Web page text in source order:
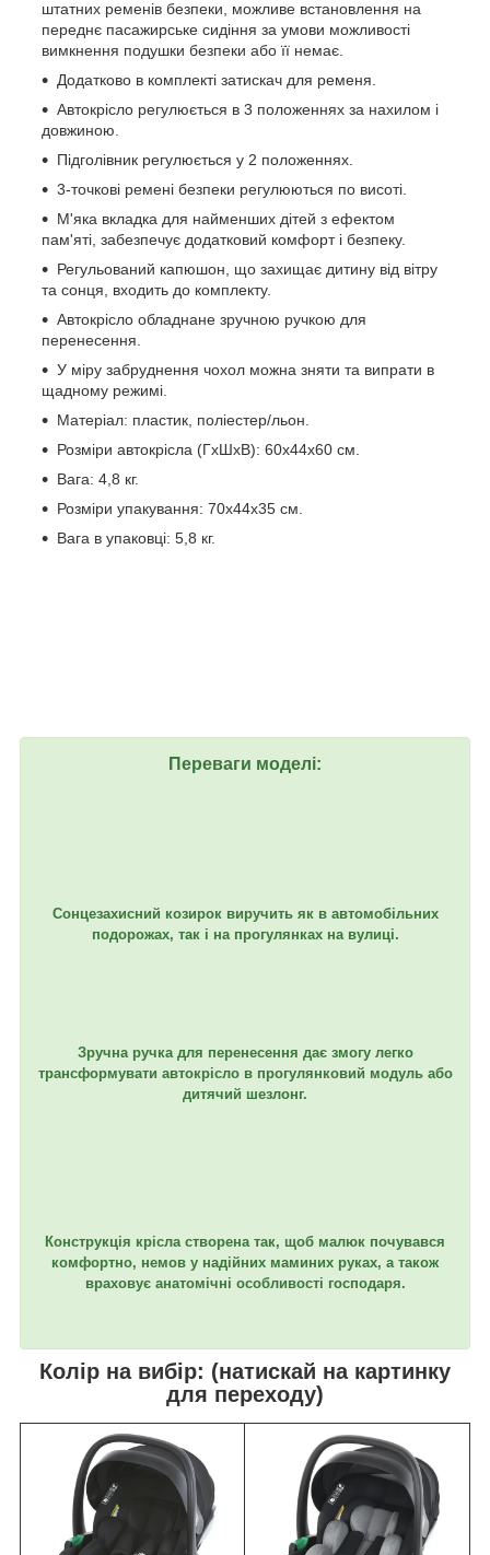
штатних ременів безпеки, можливе встановлення на
переднє пасажирське сидіння за умови можливості
вимкнення подушки безпеки або її немає.
Додатково в комплекті затискач для ременя.
Автокрісло регулюється в 3 положеннях за нахилом і
довжиною.
Підголівник регулюється у 2 положеннях.
3-точкові ремені безпеки регулюються по висоті.
М'яка вкладка для найменших дітей з ефектом
пам'яті, забезпечує додатковий комфорт і безпеку.
Регульований капюшон, що захищає дитину від вітру
та сонця, входить до комплекту.
Автокрісло обладнане зручною ручкою для
перенесення.
У міру забруднення чохол можна зняти та випрати в
щадному режимі.
Матеріал: пластик, поліестер/льон.
Розміри автокрісла (ГхШхВ): 60x44x60 см.
Вага: 4,8 кг.
Розміри упакування: 70x44x35 см.
Вага в упаковці: 5,8 кг.
Переваги моделі:
Сонцезахисний козирок виручить як в автомобільних
подорожах, так і на прогулянках на вулиці.
Зручна ручка для перенесення дає змогу легко
трансформувати автокрісло в прогулянковий модуль або
дитячий шезлонг.
Конструкція крісла створена так, щоб малюк почувався
комфортно, немов у надійних маминих руках, а також
враховує анатомічні особливості господаря.
Колір на вибір: (натискай на картинку
для переходу)